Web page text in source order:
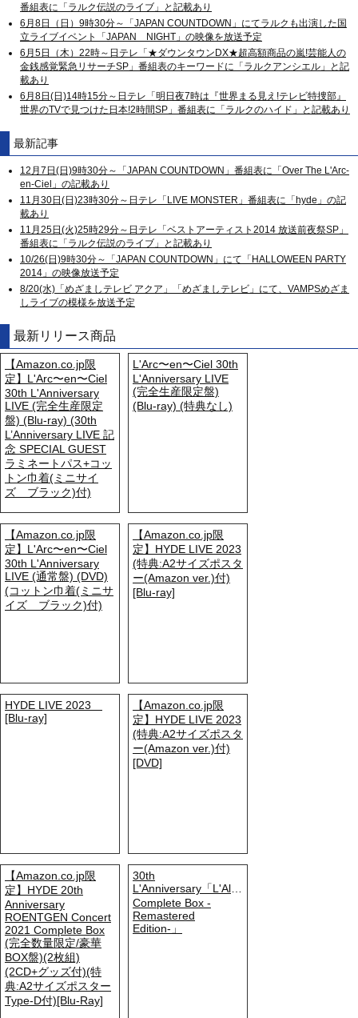
番組表に「ラルク伝説のライブ」と記載あり
6月8日（日）9時30分～「JAPAN COUNTDOWN」にてラルクも出演した国
立ライブイベント「JAPAN NIGHT」の映像を放送予定
6月5日（木）22時～日テレ「★ダウンタウンDX★超高額商品の嵐!芸能人の
金銭感覚緊急リサーチSP」番組表のキーワードに「ラルクアンシエル」と記
載あり
6月8日(日)14時15分～日テレ「明日夜7時は『世界まる見え!テレビ特捜部』
世界のTVで見つけた日本!2時間SP」番組表に「ラルクのハイド」と記載あり
最新記事
12月7日(日)9時30分～「JAPAN COUNTDOWN」番組表に「Over The L'Arc-
en-Ciel」の記載あり
11月30日(日)23時30分～日テレ「LIVE MONSTER」番組表に「hyde」の記
載あり
11月25日(火)25時29分～日テレ「ベストアーティスト2014 放送前夜祭SP」
番組表に「ラルク伝説のライブ」と記載あり
10/26(日)9時30分～「JAPAN COUNTDOWN」にて「HALLOWEEN PARTY
2014」の映像放送予定
8/20(水)「めざましテレビ アクア」「めざましテレビ」にて、VAMPSめざま
しライブの模様を放送予定
最新リリース商品
【Amazon.co.jp限
定】L'Arc〜en〜Ciel
30th L'Anniversary
LIVE (完全生産限定
盤) (Blu-ray) (30th
L’Anniversary LIVE 記
念 SPECIAL GUEST
ラミネートパス+コッ
トン巾着(ミニサイ
ズ ブラック)付)
L'Arc〜en〜Ciel 30th
L'Anniversary LIVE
(完全生産限定盤)
(Blu-ray) (特典なし)
【Amazon.co.jp限
定】L'Arc〜en〜Ciel
30th L'Anniversary
LIVE (通常盤) (DVD)
(コットン巾着(ミニサ
イズ ブラック)付)
【Amazon.co.jp限
定】HYDE LIVE 2023
(特典:A2サイズポスタ
ー(Amazon ver.)付)
[Blu-ray]
HYDE LIVE 2023
[Blu-ray]
【Amazon.co.jp限
定】HYDE LIVE 2023
(特典:A2サイズポスタ
ー(Amazon ver.)付)
[DVD]
【Amazon.co.jp限
定】HYDE 20th
Anniversary
ROENTGEN Concert
2021 Complete Box
(完全数量限定/豪華
BOX盤)(2枚組)
(2CD+グッズ付)(特
典:A2サイズポスター
Type-D付)[Blu-Ray]
30th
L'Anniversary「L'Album
Complete Box -
Remastered
Edition-」